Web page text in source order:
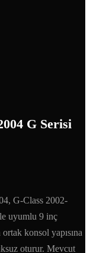
G Serisi
G-Class 2002-
uyumlu 9 inç
konsol yapısına
oturur. Mevcut